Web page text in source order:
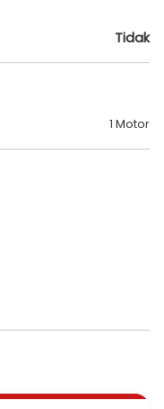
Tidak
1 Motor